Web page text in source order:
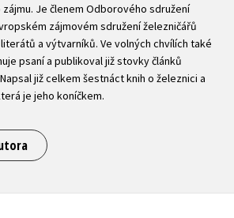
Je členem Odborového sdružení
zájmovém sdružení železničářů
a výtvarníků. Ve volných chvílích také
psaní a publikoval již stovky článků
již celkem šestnáct knih o železnici a
je jeho koníčkem.